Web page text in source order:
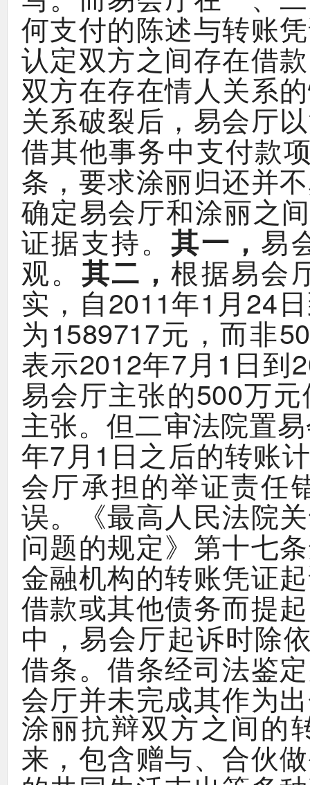
何支付的陈述与转账
认定双方之间存在借
双方在存在情人关系
关系破裂后 ， 易会厅
借其他事务中支付款
条 ， 要求涂丽归还并
确定易会厅和涂丽之
证据支持。其一 ， 易
观。 其二 ，根据易会
实 ， 自2011年1 月 24
为 1589717元 ，而非
表示2012年7月 1 日到
易会厅主张的500万元
主张。但二审法院置
年7月 1 日之后的转账
会厅承担的举证责任
误。《最高人民法院
问题的规定》 第十七
金融机构的转账凭证
借款或其他债务而提
中 ， 易会厅起诉时除
借条。借条经司法鉴
会厅并未完成其作为
涂丽抗辩双方之间的
来 ， 包含赠与、 合伙